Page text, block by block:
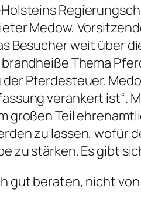
Medow,
Besucher weit über
Thema
Pferdesteuer.
verankert ist“.
großen Teil
zu lassen, wofür
zu stärken. Es gibt
gut beraten, nicht